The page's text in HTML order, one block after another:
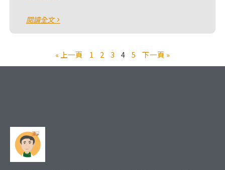
閱讀全文 >
« 上一頁 1 2 3 4 5 下一頁 »